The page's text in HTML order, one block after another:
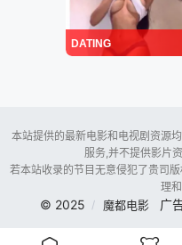
DATING
本站提供的最新电影和电视剧资源
服务,并不提供影片
若本站收录的节目无意侵犯了贵司
理
© 2025 魔都电影 广